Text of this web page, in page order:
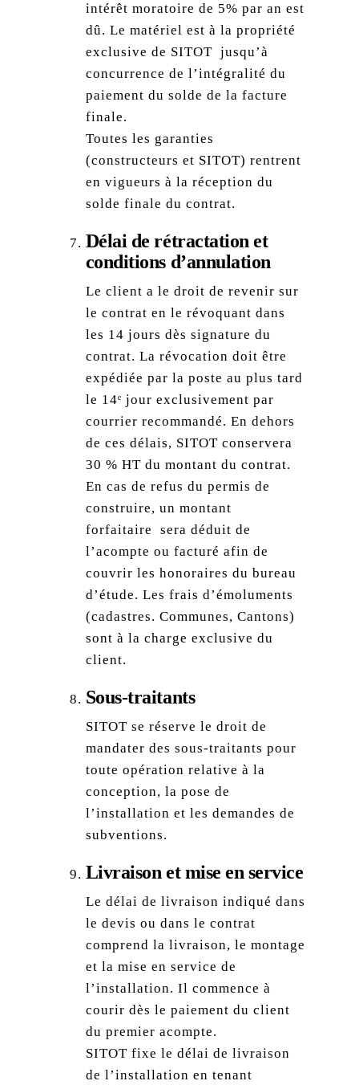
intérêt moratoire de 5% par an est
dû. Le matériel est à la propriété
exclusive de SITOT jusqu’à
concurrence de l’intégralité du
paiement du solde de la facture
finale.
Toutes les garanties
(constructeurs et SITOT) rentrent
en vigueurs à la réception du
solde finale du contrat.
Délai de rétractation et
conditions d’annulation
Le client a le droit de revenir sur
le contrat en le révoquant dans
les 14 jours dès signature du
contrat. La révocation doit être
expédiée par la poste au plus tard
le 14ᵉ jour exclusivement par
courrier recommandé. En dehors
de ces délais, SITOT conservera
30 % HT du montant du contrat.
En cas de refus du permis de
construire, un montant
forfaitaire sera déduit de
l’acompte ou facturé afin de
couvrir les honoraires du bureau
d’étude. Les frais d’émoluments
(cadastres. Communes, Cantons)
sont à la charge exclusive du
client.
Sous-traitants
SITOT se réserve le droit de
mandater des sous-traitants pour
toute opération relative à la
conception, la pose de
l’installation et les demandes de
subventions.
Livraison et mise en service
Le délai de livraison indiqué dans
le devis ou dans le contrat
comprend la livraison, le montage
et la mise en service de
l’installation. Il commence à
courir dès le paiement du client
du premier acompte.
SITOT fixe le délai de livraison
de l’installation en tenant